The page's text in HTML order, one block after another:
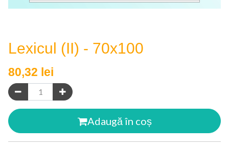
Lexicul (II) - 70x100
80,32 lei
Adaugă în coș